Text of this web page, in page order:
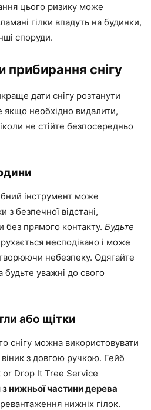
цього ризику може
гілки впадуть на будинки,
споруди.
прибирання снігу
дати снігу розтанути
необхідно видалити,
не стійте безпосередньо
інструмент може
з безпечної відстані,
без прямого контакту. Будьте
рухається несподівано і може
небезпеку. Одягайте
уважні до свого
або щітки
снігу можна використовувати
з довгою ручкою. Гейб
Drop It Tree Service
нижньої частини дерева
нижніх гілок.